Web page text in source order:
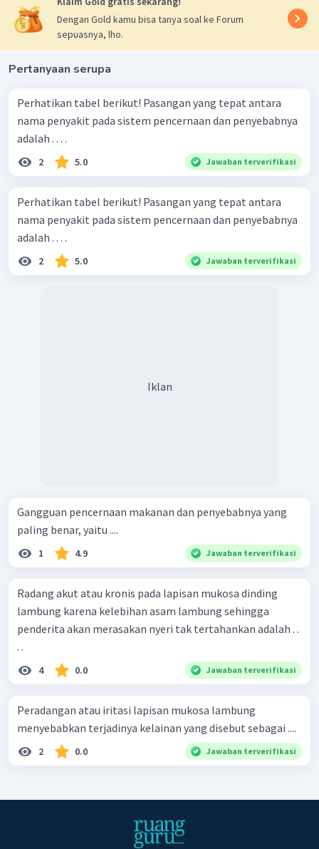
Dengan Gold kamu bisa tanya soal ke Forum
sepuasnya, lho.
Pertanyaan serupa
Perhatikan tabel berikut! Pasangan yang tepat antara
nama penyakit pada sistem pencernaan dan penyebabnya
adalah . . . .
2 5.0 Jawaban terverifikasi
Perhatikan tabel berikut! Pasangan yang tepat antara
nama penyakit pada sistem pencernaan dan penyebabnya
adalah . . . .
2 5.0 Jawaban terverifikasi
Iklan
Gangguan pencernaan makanan dan penyebabnya yang
paling benar, yaitu ....
1 4.9 Jawaban terverifikasi
Radang akut atau kronis pada lapisan mukosa dinding
lambung karena kelebihan asam lambung sehingga
penderita akan merasakan nyeri tak tertahankan adalah . .
. .
4 0.0 Jawaban terverifikasi
Peradangan atau iritasi lapisan mukosa lambung
menyebabkan terjadinya kelainan yang disebut sebagai ....
2 0.0 Jawaban terverifikasi